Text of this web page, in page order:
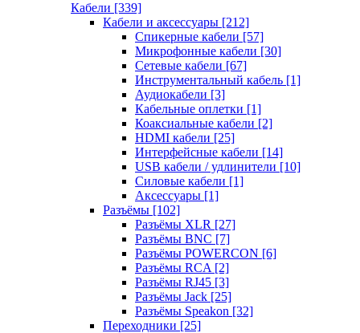
Кабели [339]
Кабели и аксессуары [212]
Спикерные кабели [57]
Микрофонные кабели [30]
Сетевые кабели [67]
Инструментальный кабель [1]
Аудиокабели [3]
Кабельные оплетки [1]
Коаксиальные кабели [2]
HDMI кабели [25]
Интерфейсные кабели [14]
USB кабели / удлинители [10]
Силовые кабели [1]
Аксессуары [1]
Разъёмы [102]
Разъёмы XLR [27]
Разъёмы BNC [7]
Разъёмы POWERCON [6]
Разъёмы RCA [2]
Разъёмы RJ45 [3]
Разъёмы Jack [25]
Разъёмы Speakon [32]
Переходники [25]